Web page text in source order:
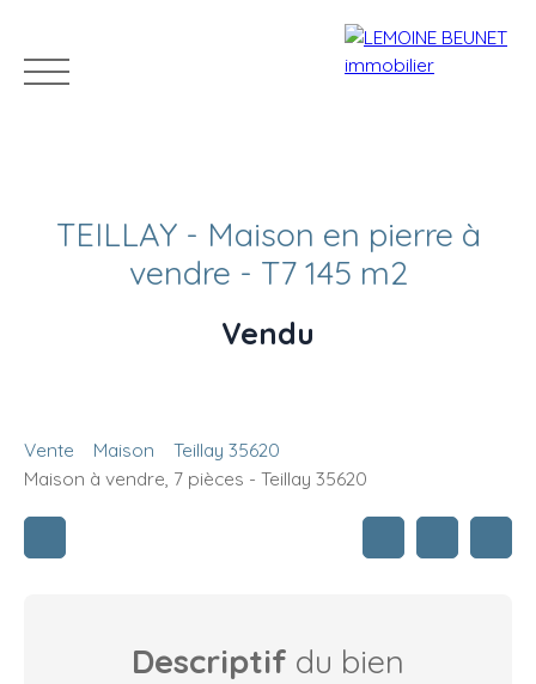
VENDRE LOUER
TEILLAY - Maison en pierre à
vendre - T7 145 m2
Vendu
Vente Maison
Teillay 35620
Maison à vendre, 7 pièces - Teillay 35620
Descriptif du bien